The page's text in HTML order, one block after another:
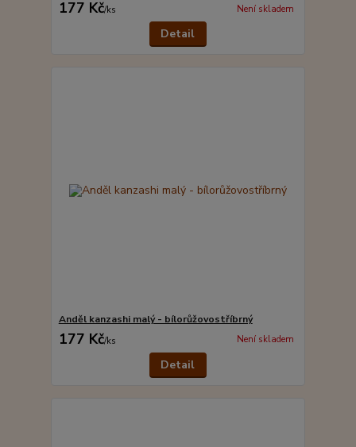
177 Kč/ks Není skladem
Detail
Anděl kanzashi malý - bílorůžovostříbrný
177 Kč/ks Není skladem
Detail